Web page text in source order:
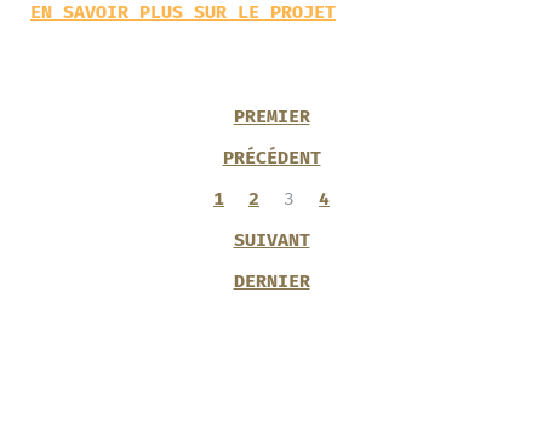
EN SAVOIR PLUS SUR LE PROJET
PREMIER
PRÉCÉDENT
1
2 3
4
SUIVANT
DERNIER